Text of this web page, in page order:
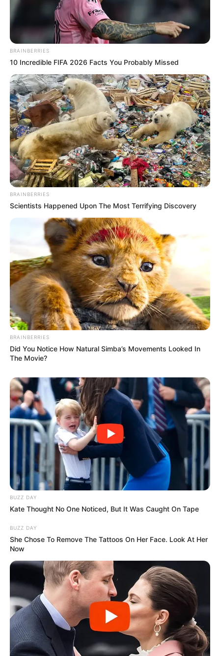
BRAINBERRIES
10 Incredible FIFA 2026 Facts You Probably Missed
BRAINBERRIES
Scientists Happened Upon The Most Terrifying Discovery
BRAINBERRIES
Did You Notice How Natural Simba’s Movements Looked In
The Movie?
BUZZ DAY
Kate Thought No One Noticed, But It Was Caught On Tape
BUZZ DAY
She Chose To Remove The Tattoos On Her Face. Look At Her
Now